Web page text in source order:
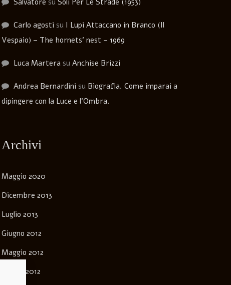
Salvatore su Soli Per Le Strade (1953)
Carlo agosti su I Lupi Attaccano in Branco (Il
Vespaio) – The hornets’ nest – 1969
Luca Marterasu Anchise Brizzi
Andrea Bernardini su Biografia. Come imparai a
dipingere con la Luce e l’Ombra.
Archivi
Maggio 2020
Dicembre 2013
Luglio 2013
Giugno 2012
Maggio 2012
Marzo 2012